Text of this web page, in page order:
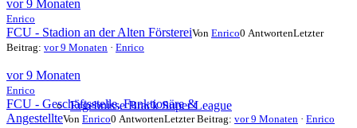
Ergebnisse Brack Super League
vor 9 Monaten
Enrico
FCU - Stadion an der Alten FörstereiVon Enrico0 AntwortenLetzter
Beitrag: vor 9 Monaten · Enrico
vor 9 Monaten
Enrico
FCU - Geschäftsstelle, Funktionäre &
AngestellteVon Enrico0 AntwortenLetzter Beitrag: vor 9 Monaten · Enrico